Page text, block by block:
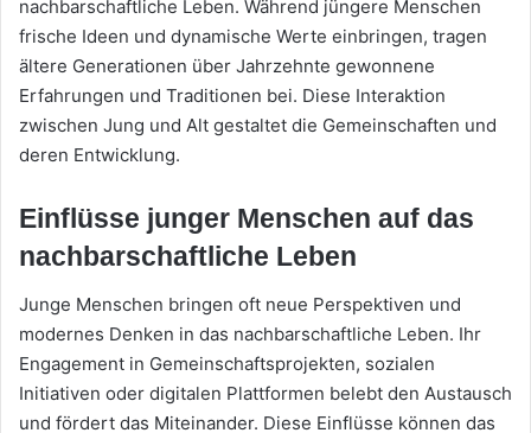
nachbarschaftliche Leben. Während jüngere Menschen
frische Ideen und dynamische Werte einbringen, tragen
ältere Generationen über Jahrzehnte gewonnene
Erfahrungen und Traditionen bei. Diese Interaktion
zwischen Jung und Alt gestaltet die Gemeinschaften und
deren Entwicklung.
Einflüsse junger Menschen auf das
nachbarschaftliche Leben
Junge Menschen bringen oft neue Perspektiven und
modernes Denken in das nachbarschaftliche Leben. Ihr
Engagement in Gemeinschaftsprojekten, sozialen
Initiativen oder digitalen Plattformen belebt den Austausch
und fördert das Miteinander. Diese Einflüsse können das